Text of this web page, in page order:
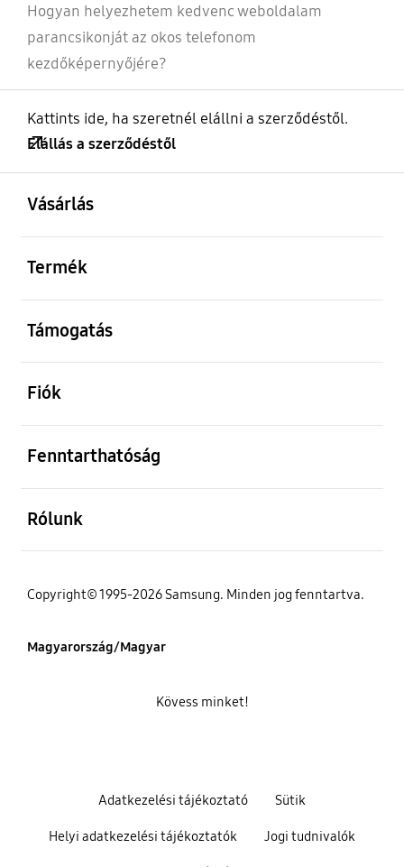
Hogyan helyezhetem kedvenc weboldalam
parancsikonját az okos telefonom
kezdőképernyőjére?
Kattints ide, ha szeretnél elállni a szerződéstől.
Elállás a szerződéstől
Vásárlás
Termék
Támogatás
Fiók
Fenntarthatóság
Rólunk
Copyright© 1995-2026 Samsung. Minden jog fenntartva.
Magyarország/Magyar
Adatkezelési tájékoztató Sütik
Helyi adatkezelési tájékoztatók Jogi tudnivalók
Kövess minket!